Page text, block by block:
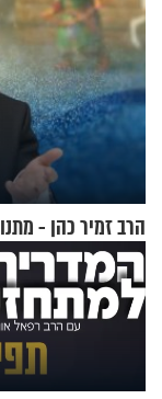
הרב זמיר כהן -